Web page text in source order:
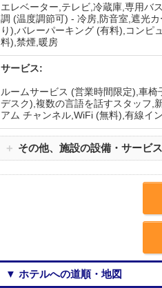
エレベーター,テレビ,冷蔵庫,専用バ
調 (温度調節可) - 冷房,防音室,遮光
り),バレーパーキング (有料),コンピ
料),禁煙,暖房
サービス:
ルームサービス (営業時間限定),車
デスク),複数の言語を話すスタッフ,
アム チャンネル,WiFi (無料),有線イ
＋ その他、施設の設備・サービス
▼ ホテルへの道順・地図